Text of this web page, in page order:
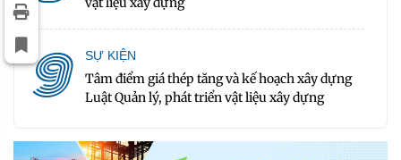
9 SỰ KIỆN
Tâm điểm giá thép tăng và kế hoạch xây dựng
Luật Quản lý, phát triển vật liệu xây dựng